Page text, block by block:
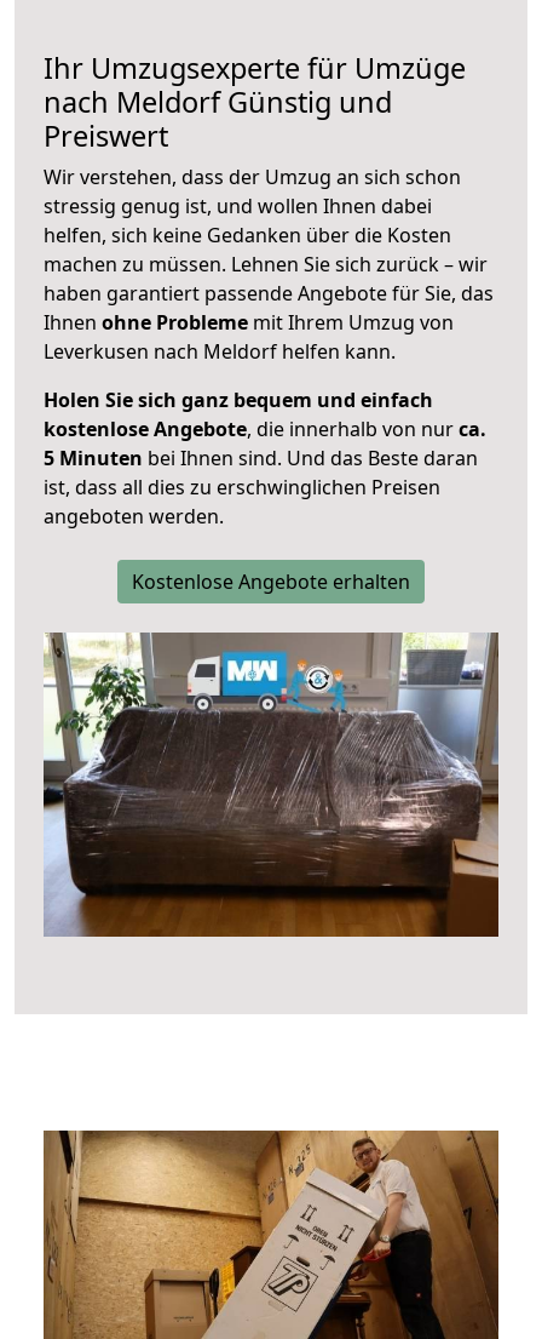
Ihr Umzugsexperte für Umzüge
nach MeldorfGünstig und
Preiswert
Wir verstehen, dass der Umzug an sich schon
stressig genug ist, und wollen Ihnen dabei
helfen, sich keine Gedanken über die Kosten
machen zu müssen. Lehnen Sie sich zurück – wir
haben garantiert passende Angebote für Sie, das
Ihnen ohne Probleme mit Ihrem Umzug von
Leverkusen nach Meldorf helfen kann.
Holen Sie sich ganz bequem und einfach
kostenlose Angebote, die innerhalb von nurca.
5 Minuten bei Ihnen sind. Und das Beste daran
ist, dass all dies zu erschwinglichen Preisen
angeboten werden.
Kostenlose Angebote erhalten